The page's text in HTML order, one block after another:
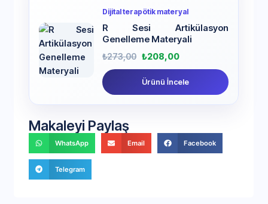
Dijital terapötik materyal
R Sesi Artikülasyon
Genelleme Materyali
₺273,00 ₺208,00
Ürünü İncele
Makaleyi Paylaş
WhatsApp Email Facebook
Telegram